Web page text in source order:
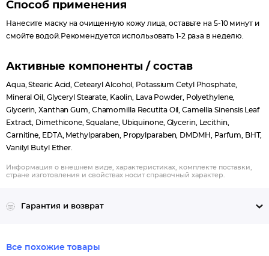
Способ применения
Нанесите маску на очищенную кожу лица, оставьте на 5-10 минут и
смойте водой.Рекомендуется использовать 1-2 раза в неделю.
Активные компоненты / состав
Aqua, Stearic Acid, Cetearyl Alcohol, Potassium Cetyl Phosphate,
Mineral Oil, Glyceryl Stearate, Kaolin, Lava Powder, Polyethylene,
Glycerin, Xanthan Gum, Chamomilla Recutita Oil, Camellia Sinensis Leaf
Extract, Dimethicone, Squalane, Ubiquinone, Glycerin, Lecithin,
Carnitine, EDTA, Methylparaben, Propylparaben, DMDMH, Parfum, BНТ,
Vanilyl Butyl Ether.
Информация о внешнем виде, характеристиках, комплекте поставки,
стране изготовления и свойствах носит справочный характер.
Гарантия и возврат
Все похожие товары